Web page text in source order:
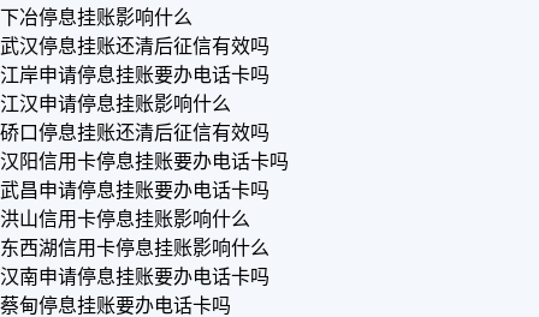
下冶停息挂账影响什么
武汉停息挂账还清后征信有效吗
江岸申请停息挂账要办电话卡吗
江汉申请停息挂账影响什么
硚口停息挂账还清后征信有效吗
汉阳信用卡停息挂账要办电话卡吗
武昌申请停息挂账要办电话卡吗
洪山信用卡停息挂账影响什么
东西湖信用卡停息挂账影响什么
汉南申请停息挂账要办电话卡吗
蔡甸停息挂账要办电话卡吗